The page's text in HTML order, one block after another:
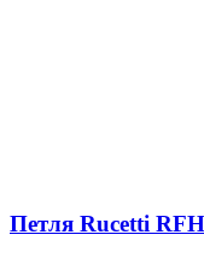
Петля Rucetti